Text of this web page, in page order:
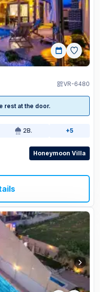
VR-6480
rest at the door.
2B. +5
Honeymoon Villa